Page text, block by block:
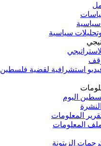
سياسية
استشرافية لقضية فلسطين 2026
اليوم
المعلومات
المعلومات
الزيتونة